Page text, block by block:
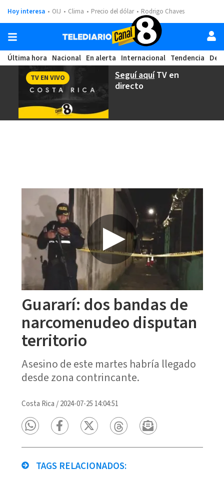
Hoy interesa OIJ Clima Precio del dólar Rodrigo Chaves
Última hora Nacional En alerta Internacional Tendencia
Seguí aquíTV en
directo
TV EN VIVO
Guararí: dos bandas de
narcomenudeo disputan
territorio
Asesino de este martes habría llegado
desde zona contrincante.
Costa Rica /2024-07-25 14:04:51
TAGS RELACIONADOS: